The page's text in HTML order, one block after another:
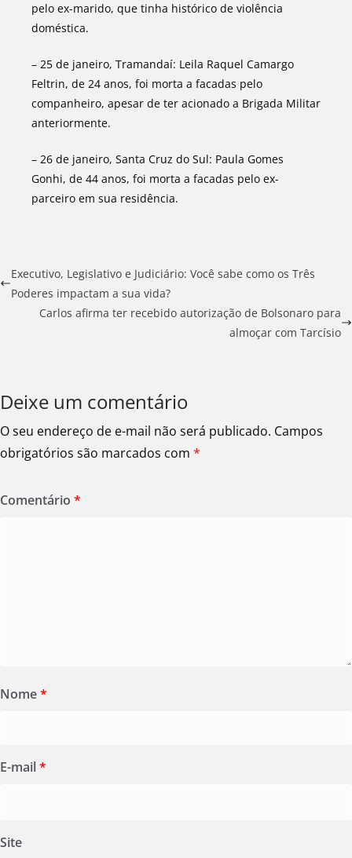
pelo ex-marido, que tinha histórico de violência
doméstica.
– 25 de janeiro, Tramandaí: Leila Raquel Camargo
Feltrin, de 24 anos, foi morta a facadas pelo
companheiro, apesar de ter acionado a Brigada Militar
anteriormente.
– 26 de janeiro, Santa Cruz do Sul: Paula Gomes
Gonhi, de 44 anos, foi morta a facadas pelo ex-
parceiro em sua residência.
Executivo, Legislativo e Judiciário: Você sabe como os Três
Poderes impactam a sua vida?
Carlos afirma ter recebido autorização de Bolsonaro para
almoçar com Tarcísio
Deixe um comentário
O seu endereço de e-mail não será publicado. Campos
obrigatórios são marcados com *
Comentário *
Nome*
E-mail*
Site